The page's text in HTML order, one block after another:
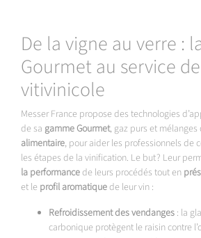
De la vigne au verre :
Gourmet au service
vitivinicole
Messer France propose des technologies
de sa gamme Gourmet, gaz purs et mélanges
alimentaire, pour aider les professionnels de
les étapes de la vinification. Le but ? Leur
la performancede leurs procédés tout en
et le profil aromatiquede leur vin :
Refroidissement des vendanges : la
carbonique protègent le raisin contre